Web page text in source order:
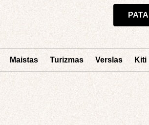
Maistas Turizmas Verslas Kiti